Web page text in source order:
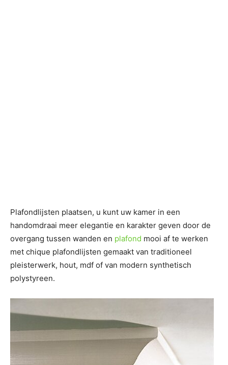
Plafondlijsten plaatsen, u kunt uw kamer in een
handomdraai meer elegantie en karakter geven door de
overgang tussen wanden en plafond mooi af te werken
met chique plafondlijsten gemaakt van traditioneel
pleisterwerk, hout, mdf of van modern synthetisch
polystyreen.